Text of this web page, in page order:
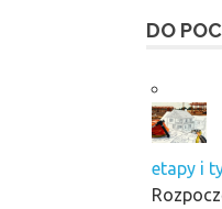
DO
etapy i